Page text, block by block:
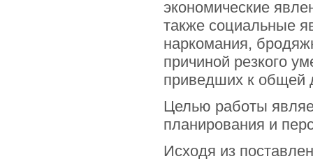
экономические
также социальные
наркомания,
причиной резкого
приведших к общей
Целью работы
планирования и
Исходя из